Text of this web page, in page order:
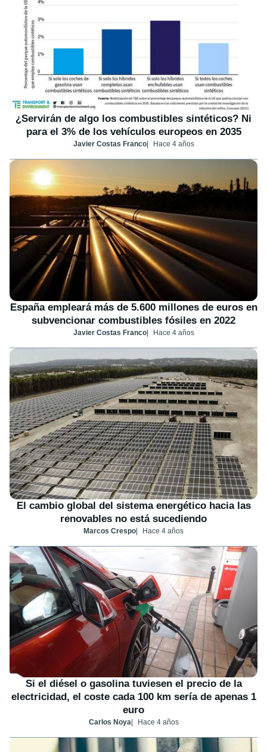
¿Servirán de algo los combustibles sintéticos? Ni
para el 3% de los vehículos europeos en 2035
Javier Costas Franco Hace 4 años
España empleará más de 5.600 millones de euros en
subvencionar combustibles fósiles en 2022
Javier Costas Franco Hace 4 años
El cambio global del sistema energético hacia las
renovables no está sucediendo
Marcos Crespo Hace 4 años
Si el diésel o gasolina tuviesen el precio de la
electricidad, el coste cada 100 km sería de apenas 1
euro
Carlos Noya Hace 4 años